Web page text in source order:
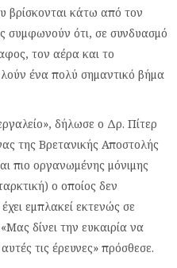
βρίσκονται κάτω από τον
συμφωνούν ότι, σε συνδυασμό
τον αέρα και το
ένα πολύ σημαντικό βήμα
δήλωσε ο Δρ. Πίτερ
της Βρετανικής Αποστολής
πιο οργανωμένης μόνιμης
ο οποίος δεν
εμπλακεί εκτενώς σε
δίνει την ευκαιρία να
τις έρευνες» πρόσθεσε.